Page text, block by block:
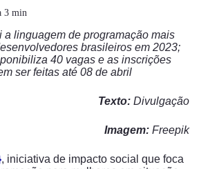
a linguagem de programação mais
brasileiros em 2023;
40 vagas e as inscrições
ser feitas até 08 de abril
Texto: Divulgação
Imagem: Freepik
, iniciativa de impacto social que foca